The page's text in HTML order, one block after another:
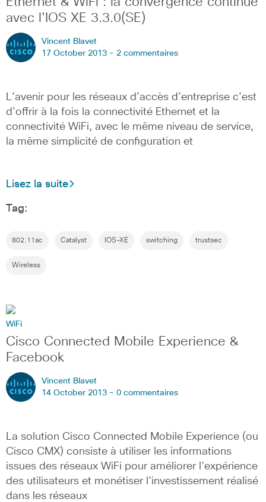
avec l'IOS XE 3.3.0(SE)
Vincent Blavet
17 October 2013 - 2 commentaires
L’avenir pour les réseaux d’accès d’entreprise c’est
d’offrir à la fois la connectivité Ethernet et la
connectivité WiFi, avec le même niveau de service,
la même simplicité de configuration et
Lisez la suite
Tag:
802.11ac Catalyst IOS-XE switching trustsec
Wireless
WiFi
Cisco Connected Mobile Experience &
Facebook
Vincent Blavet
14 October 2013 - 0 commentaires
La solution Cisco Connected Mobile Experience (ou
Cisco CMX) consiste à utiliser les informations
issues des réseaux WiFi pour améliorer l’expérience
des utilisateurs et monétiser l’investissement réalisé
dans les réseaux